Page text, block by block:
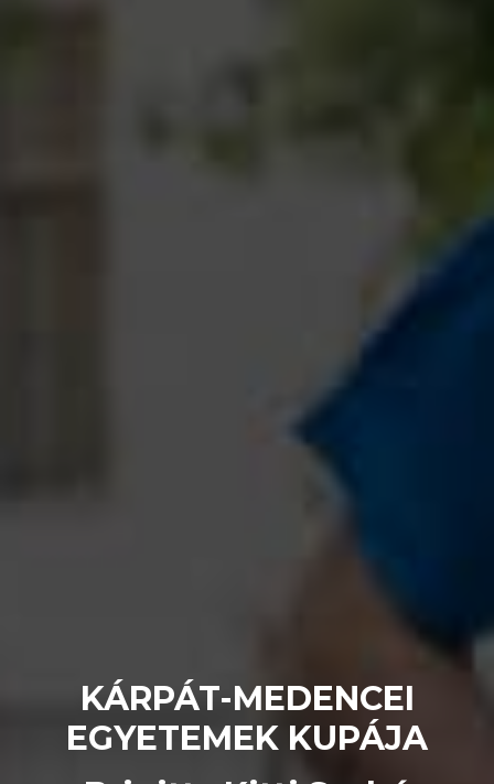
KÁRPÁT-MEDENCEI
EGYETEMEK KUPÁJA